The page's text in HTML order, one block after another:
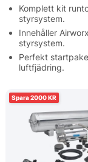
Komplett kit
styrsystem.
Innehåller
styrsystem.
Perfekt
luftfjädring.
2000